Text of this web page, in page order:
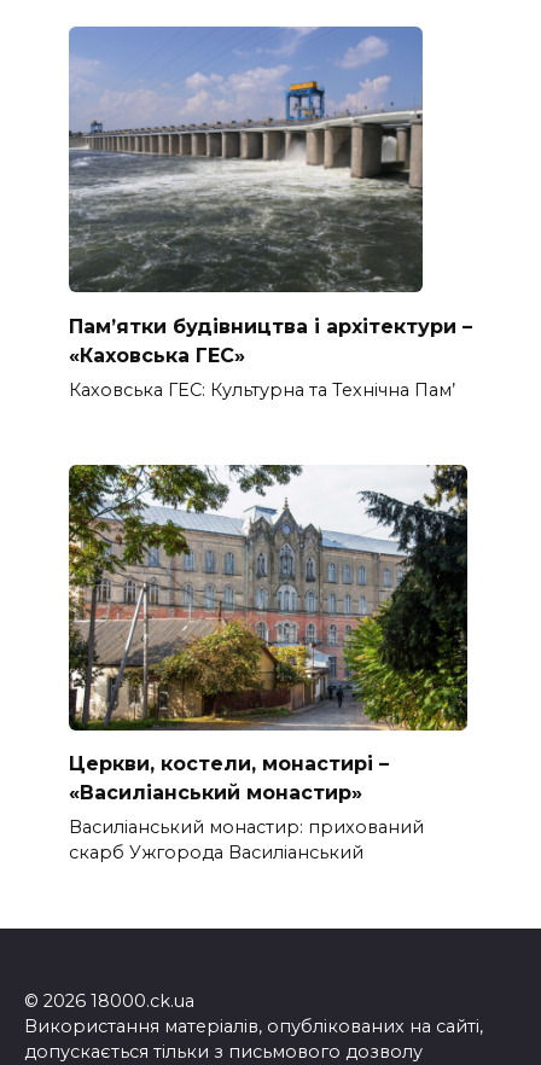
Пам’ятки будівництва і архітектури –
«Каховська ГЕС»
Каховська ГЕС: Культурна та Технічна Пам’
Церкви, костели, монастирі –
«Василіанський монастир»
Василіанський монастир: прихований
скарб Ужгорода Василіанський
© 2026 18000.ck.ua
Використання матеріалів, опублікованих на сайті,
допускається тільки з письмового дозволу